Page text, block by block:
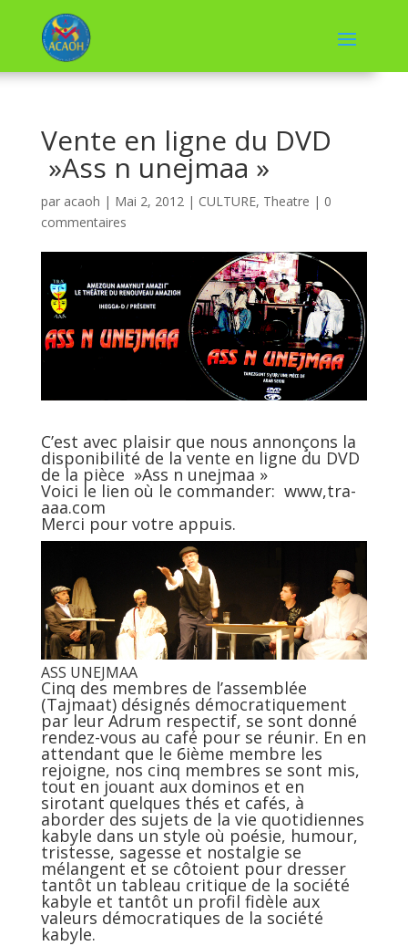
Vente en ligne du DVD
»Ass n unejmaa »
par acaoh | Mai 2, 2012| CULTURE, Theatre | 0
commentaires
C’est avec plaisir que nous annonçons la
disponibilité de la vente en ligne du DVD
de la pièce »Ass n unejmaa »
Voici le lien où le commander: www,tra-
aaa.com
Merci pour votre appuis.
ASS UNEJMAA
Cinq des membres de l’assemblée
(Tajmaat) désignés démocratiquement
par leur Adrum respectif, se sont donné
rendez-vous au café pour se réunir. En en
attendant que le 6ième membre les
rejoigne, nos cinq membres se sont mis,
tout en jouant aux dominos et en
sirotant quelques thés et cafés, à
aborder des sujets de la vie quotidiennes
kabyle dans un style où poésie, humour,
tristesse, sagesse et nostalgie se
mélangent et se côtoient pour dresser
tantôt un tableau critique de la société
kabyle et tantôt un profil fidèle aux
valeurs démocratiques de la société
kabyle.